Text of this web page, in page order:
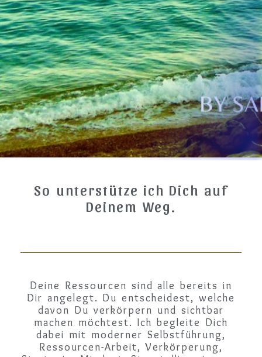
So unterstütze ich Dich auf
Deinem Weg.
Deine Ressourcen sind alle bereits in
Dir angelegt. Du entscheidest, welche
davon Du verkörpern und sichtbar
machen möchtest. Ich begleite Dich
dabei mit moderner Selbstführung,
Ressourcen-Arbeit, Verkörperung,